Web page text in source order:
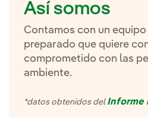
Así somos
Contamos con un
preparado que quiere
comprometido con las
ambiente.
*datos obtenidos del Informe